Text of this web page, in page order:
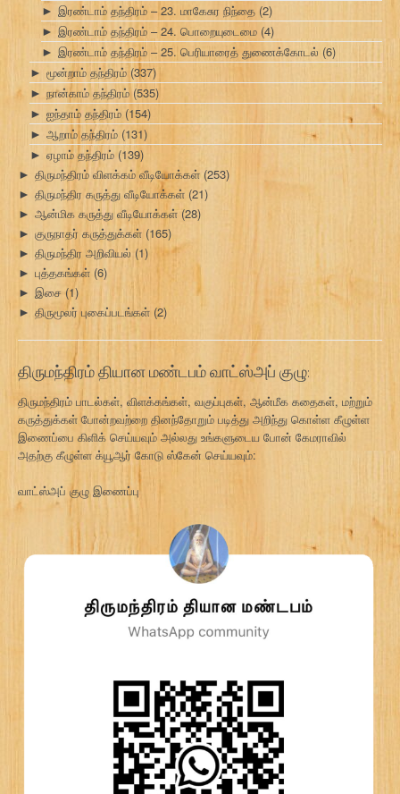
► இரண்டாம் தந்திரம் – 23. மாகேசுர நிந்தை (2)
► இரண்டாம் தந்திரம் – 24. பொறையுடைமை (4)
► இரண்டாம் தந்திரம் – 25. பெரியாரைத் துணைக்கோடல் (6)
► மூன்றாம் தந்திரம் (337)
► நான்காம் தந்திரம் (535)
► ஐந்தாம் தந்திரம் (154)
► ஆறாம் தந்திரம் (131)
► ஏழாம் தந்திரம் (139)
► திருமந்திரம் விளக்கம் வீடியோக்கள் (253)
► திருமந்திர கருத்து வீடியோக்கள் (21)
► ஆன்மிக கருத்து வீடியோக்கள் (28)
► குருநாதர் கருத்துக்கள் (165)
► திருமந்திர அறிவியல் (1)
► புத்தகங்கள் (6)
► இசை (1)
► திருமூலர் புகைப்படங்கள் (2)
திருமந்திரம் தியான மண்டபம் வாட்ஸ்அப் குழு:
திருமந்திரம் பாடல்கள், விளக்கங்கள், வகுப்புகள், ஆன்மீக கதைகள், மற்றும்
கருத்துக்கள் போன்றவற்றை தினந்தோறும் படித்து அறிந்து கொள்ள கீழுள்ள
இணைப்பை கிளிக் செய்யவும் அல்லது உங்களுடைய போன் கேமராவில்
அதற்கு கீழுள்ள க்யூஆர் கோடு ஸ்கேன் செய்யவும்:
வாட்ஸ்அப் குழு இணைப்பு